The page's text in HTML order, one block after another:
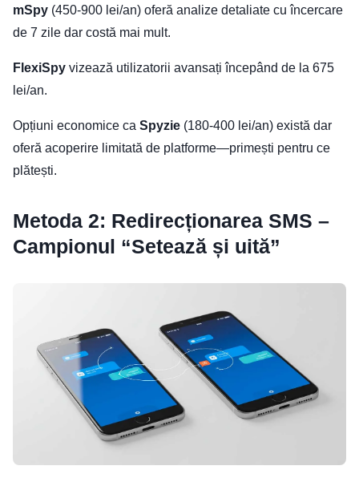
mSpy (450-900 lei/an) oferă analize detaliate cu încercare
de 7 zile dar costă mai mult.
FlexiSpy vizează utilizatorii avansați începând de la 675
lei/an.
Opțiuni economice ca Spyzie (180-400 lei/an) există dar
oferă acoperire limitată de platforme—primești pentru ce
plătești.
Metoda 2: Redirecționarea SMS –
Campionul “Setează și uită”